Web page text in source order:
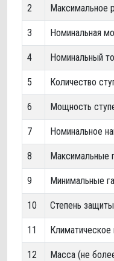
2 Максимальное
3 Номинальная
4 Номинальный
5 Количество
6 Мощность
7 Номинальное
8 Максимальные
9 Минимальные
10 Степень
11
12 Масса (не